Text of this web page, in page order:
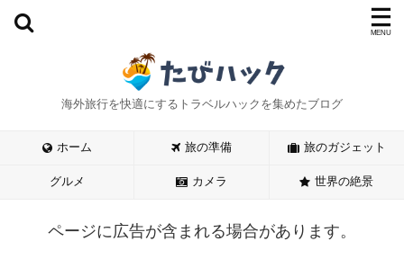
海外旅行を快適にするトラベルハックを集めたブログ
ホーム 旅の準備 旅のガジェット
グルメ カメラ 世界の絶景
ページに広告が含まれる場合があります。